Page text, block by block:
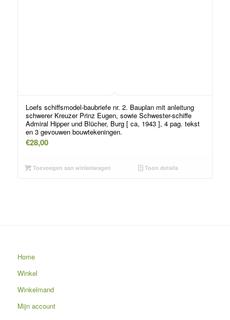
Loefs schiffsmodel-baubriefe nr. 2. Bauplan mit anleitung
schwerer Kreuzer Prinz Eugen, sowie Schwester-schiffe
Admiral Hipper und Blücher, Burg [ ca, 1943 ], 4 pag. tekst
en 3 gevouwen bouwtekeningen.
€28,00
Toevoegen aan winkelwagen Toon details
Home
Winkel
Winkelmand
Mijn account